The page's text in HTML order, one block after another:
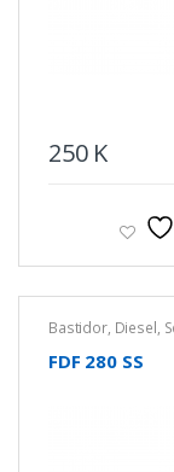
250 K
Bastidor, Diesel,
FDF 280 SS